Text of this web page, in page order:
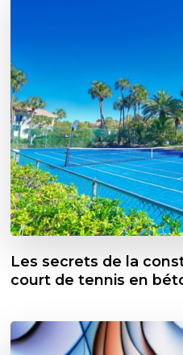
Les secrets de la
court de tennis en